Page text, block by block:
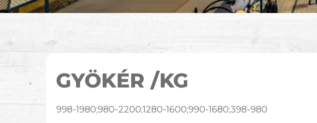
GYÖKÉR /KG
998-1980;980-2200;1280-1600;990-1680;398-980